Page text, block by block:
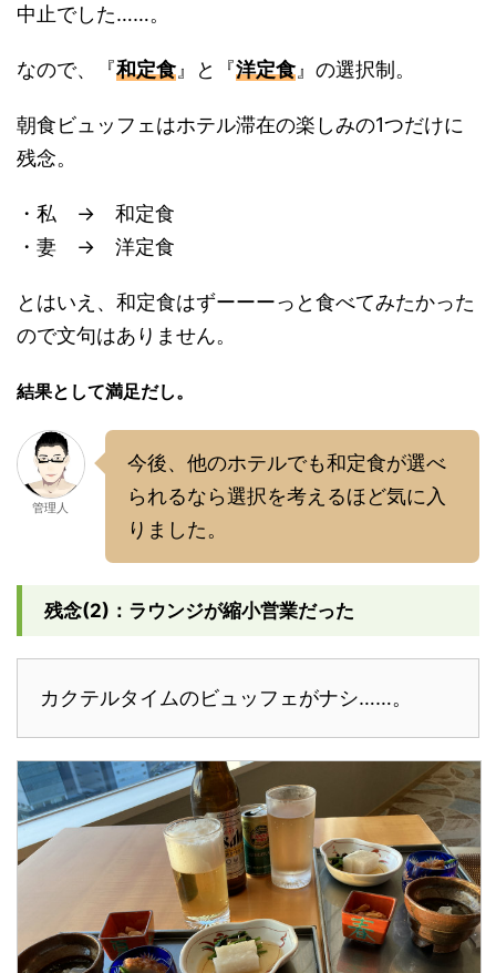
中止でした……。
なので、『和定食 』と『洋定食 』の選択制。
朝食ビュッフェはホテル滞在の楽しみの1つだけに
残念。
・私 → 和定食
・妻 → 洋定食
とはいえ、和定食はずーーーっと食べてみたかった
ので文句はありません。
結果として満足だし。
管理人
今後、他のホテルでも和定食が選べ
られるなら選択を考えるほど気に入
りました。
残念(2)：ラウンジが縮小営業だった
カクテルタイムのビュッフェがナシ……。